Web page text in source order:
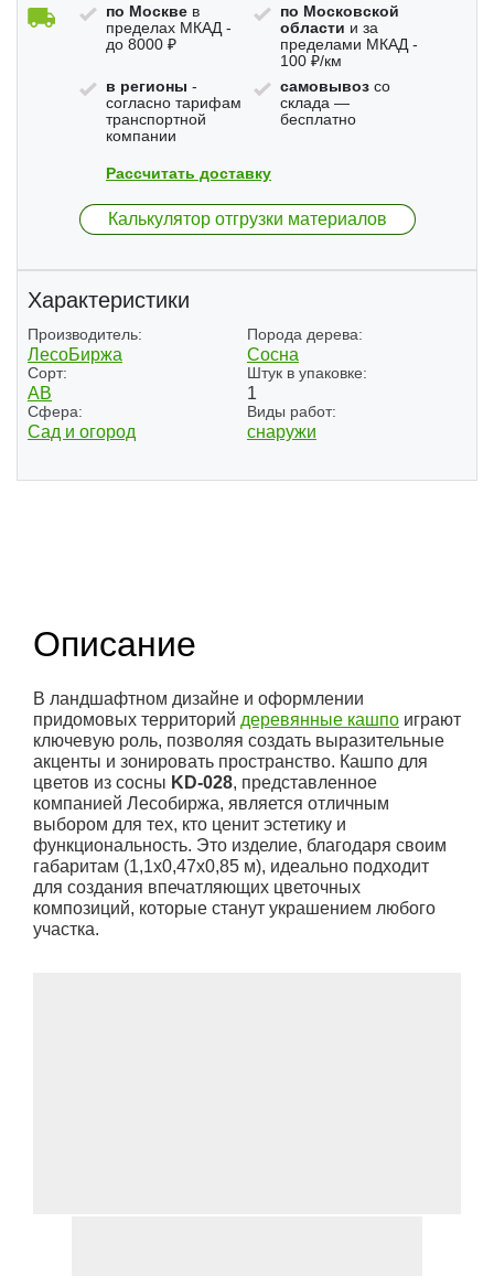
по Москве в
пределах МКАД -
до 8000 ₽
по Московской
области и за
пределами МКАД -
100 ₽/км
в регионы -
согласно тарифам
транспортной
компании
самовывозсо
склада —
бесплатно
Рассчитать доставку
Калькулятор отгрузки материалов
Характеристики
Производитель:
ЛесоБиржа
Порода дерева:
Сосна
Сорт:
АВ
Штук в упаковке:
1
Сфера:
Сад и огород
Виды работ:
снаружи
Описание
В ландшафтном дизайне и оформлении
придомовых территорий деревянные кашпо играют
ключевую роль, позволяя создать выразительные
акценты и зонировать пространство. Кашпо для
цветов из сосны KD-028, представленное
компанией Лесобиржа, является отличным
выбором для тех, кто ценит эстетику и
функциональность. Это изделие, благодаря своим
габаритам (1,1х0,47х0,85 м), идеально подходит
для создания впечатляющих цветочных
композиций, которые станут украшением любого
участка.